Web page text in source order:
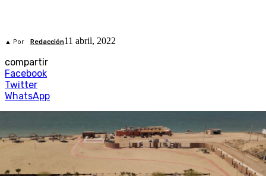
▲ Por Redacción11 abril, 2022
compartir
Facebook
Twitter
WhatsApp